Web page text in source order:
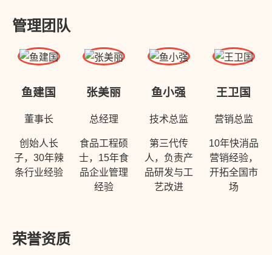
管理团队
鱼建国
董事长
创始人长
子，30年辣
条行业经验
张美丽
总经理
食品工程硕
士，15年食
品企业管理
经验
鱼小强
技术总监
第三代传
人，负责产
品研发与工
艺改进
王卫国
营销总监
10年快消品
营销经验，
开拓全国市
场
荣誉资质